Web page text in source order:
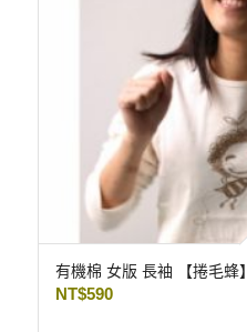
有機棉 女版 長袖 【捲毛蜂】
NT$590